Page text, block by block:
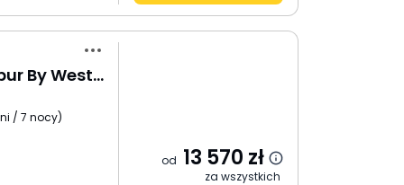
Element Kuala Lumpur By Westin
/ 7 nocy)
od 13 570 zł
za wszystkich